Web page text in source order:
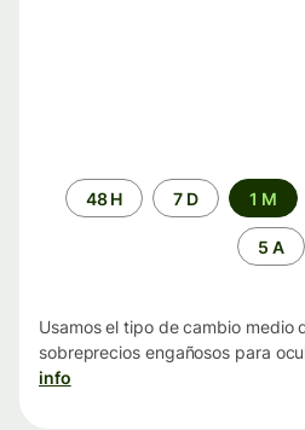
Periodo48 H 7 D 1 M
5 A
Usamos el tipo de cambio medio
sobreprecios engañosos para
info